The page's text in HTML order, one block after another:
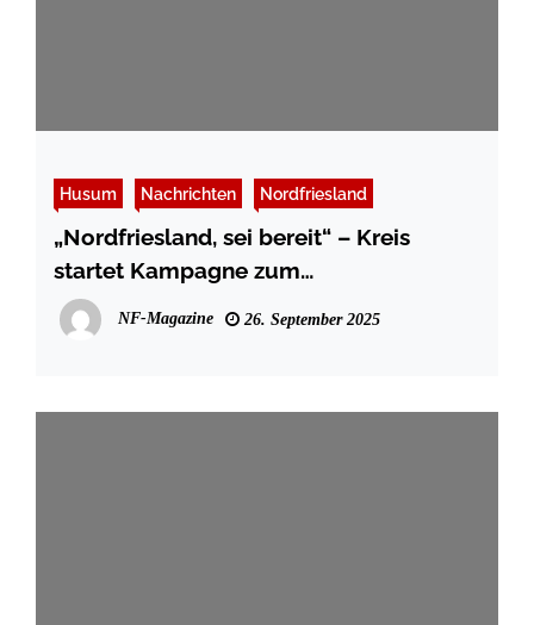
Husum Nachrichten Nordfriesland
„Nordfriesland, sei bereit“ – Kreis
startet Kampagne zum
Bevölkerungsschutz
NF-Magazine 26. September 2025